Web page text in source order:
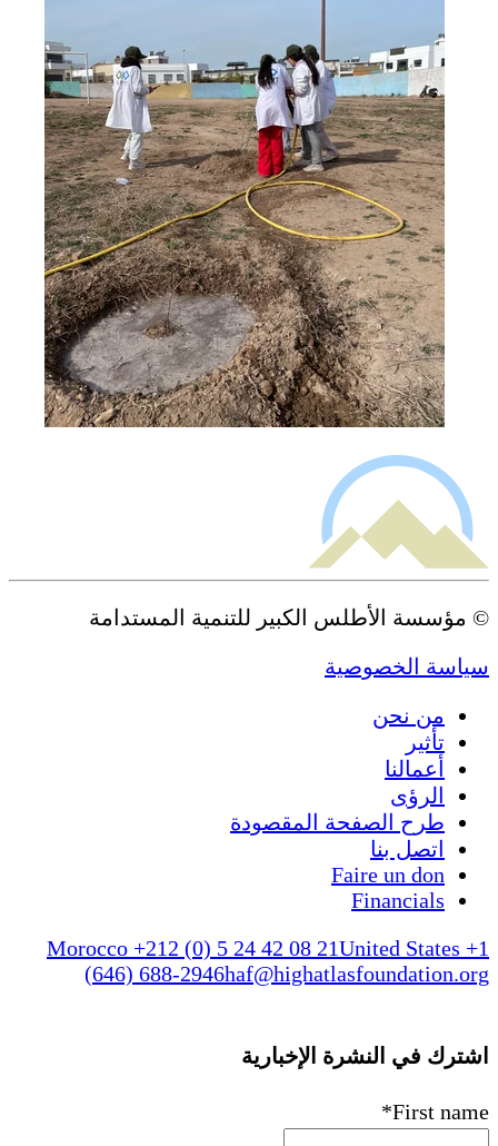
© مؤسسة الأطلس الكبير للتنمية المستدامة
سياسة الخصوصية
من نحن
تأثير
أعمالنا
الرؤى
طرح الصفحة المقصودة
اتصل بنا
Faire un don
Financials
Morocco +212 (0) 5 24 42 08 21United States +1
(646) 688-2946haf@highatlasfoundation.org
اشترك في النشرة الإخبارية
First name
*